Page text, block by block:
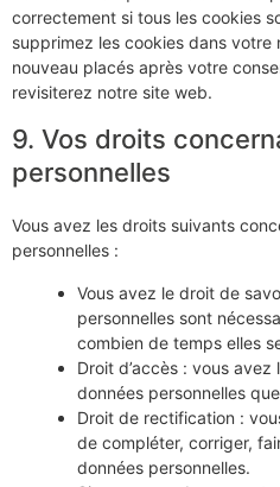
correctement si tous les cookies
supprimez les cookies dans votre
nouveau placés après votre
revisiterez notre site web.
9. Vos droits
personnelles
Vous avez les droits suivants
personnelles :
Vous avez le droit de
personnelles sont
combien de temps elles
Droit d’accès : vous
données personnelles
Droit de rectification :
de compléter, corriger,
données personnelles.